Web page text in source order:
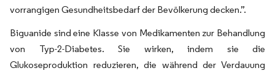
vorrangigen Gesundheitsbedarf der Bevölkerung decken.”.
Biguanide sind eine Klasse von Medikamenten zur Behandlung
von Typ-2-Diabetes. Sie wirken, indem sie die
Glukoseproduktion reduzieren, die während der Verdauung